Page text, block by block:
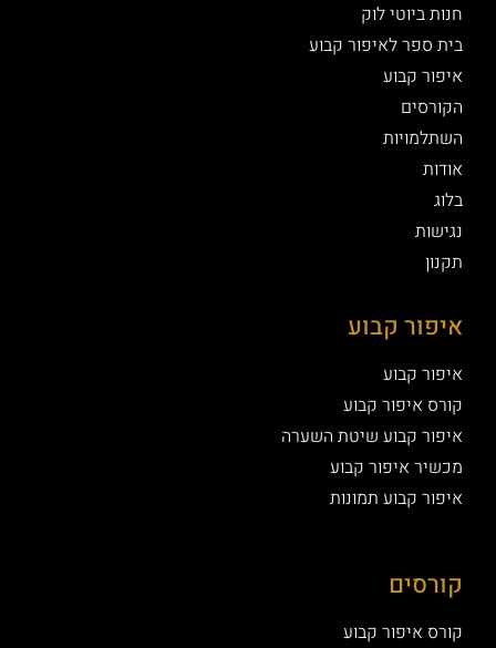
חנות ביוטי לוק
בית ספר לאיפור קבוע
איפור קבוע
הקורסים
השתלמויות
אודות
בלוג
נגישות
תקנון
איפור קבוע
איפור קבוע
קורס איפור קבוע
איפור קבוע שיטת השערה
מכשיר איפור קבוע
איפור קבוע תמונות
קורסים
קורס איפור קבוע